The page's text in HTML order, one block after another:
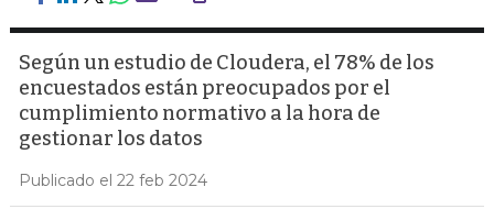
Según un estudio de Cloudera, el 78% de los
encuestados están preocupados por el
cumplimiento normativo a la hora de
gestionar los datos
Publicado el 22 feb 2024